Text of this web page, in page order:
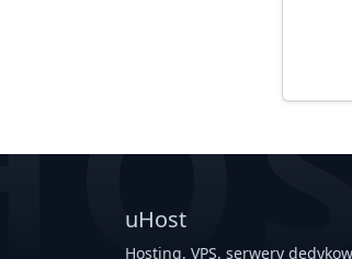
uHost
Hosting, VPS, serwery